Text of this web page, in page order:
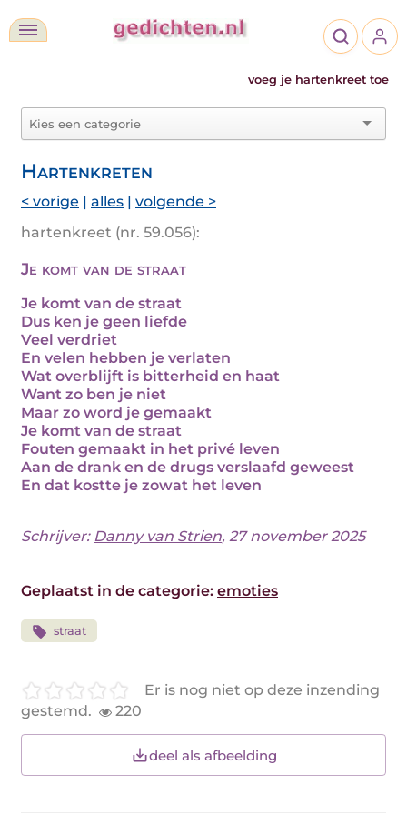
voeg je hartenkreet toe
Hartenkreten
< vorige | alles | volgende >
hartenkreet (nr. 59.056):
Je komt van de straat
Je komt van de straat
Dus ken je geen liefde
Veel verdriet
En velen hebben je verlaten
Wat overblijft is bitterheid en haat
Want zo ben je niet
Maar zo word je gemaakt
Je komt van de straat
Fouten gemaakt in het privé leven
Aan de drank en de drugs verslaafd geweest
En dat kostte je zowat het leven
Schrijver: Danny van Strien, 27 november 2025
Geplaatst in de categorie: emoties
straat
Er is nog niet op deze inzending
gestemd.
220
deel als afbeelding